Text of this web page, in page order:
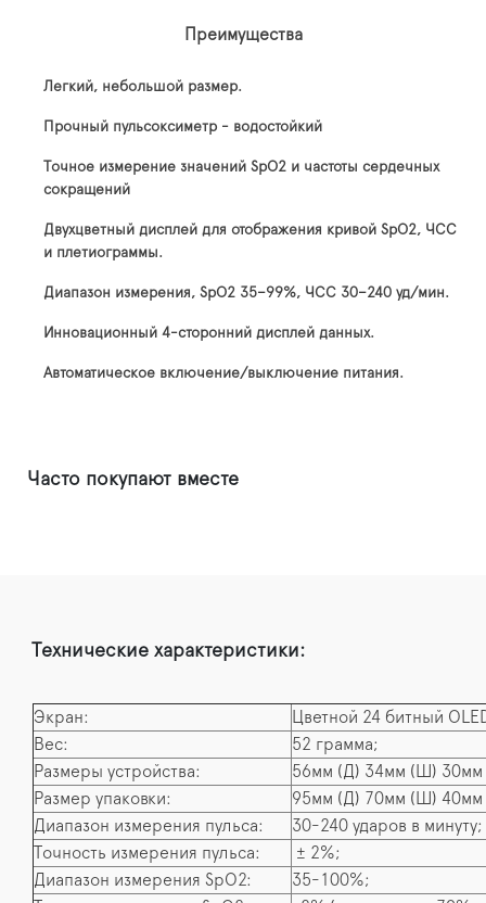
Преимущества
Легкий, небольшой размер.
Прочный пульсоксиметр - водостойкий
Точное измерение значений SpO2 и частоты сердечных
сокращений
Двухцветный дисплей для отображения кривой SpO2, ЧСС
и плетиограммы.
Диапазон измерения, SpO2 35–99%, ЧСС 30–240 уд/мин.
Инновационный 4-сторонний дисплей данных.
Автоматическое включение/выключение питания.
Часто покупают вместе
Технические характеристики:
Экран:
Цветной 24 битный
Вес:
52 грамма;
Размеры устройства:
56мм (Д) 34мм (Ш) 30мм
Размер упаковки:
95мм (Д) 70мм (Ш) 40мм
Диапазон измерения пульса:
30-240 ударов в минуту;
Точность измерения пульса:
± 2%;
Диапазон измерения SpO2:
35-100%;